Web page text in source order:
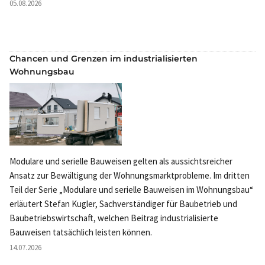
05.08.2026
Chancen und Grenzen im industrialisierten
Wohnungsbau
Modulare und serielle Bauweisen gelten als aussichtsreicher
Ansatz zur Bewältigung der Wohnungsmarktprobleme. Im dritten
Teil der Serie „Modulare und serielle Bauweisen im Wohnungsbau“
erläutert Stefan Kugler, Sachverständiger für Baubetrieb und
Baubetriebswirtschaft, welchen Beitrag industrialisierte
Bauweisen tatsächlich leisten können.
14.07.2026